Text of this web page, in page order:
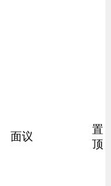
面议
置
顶